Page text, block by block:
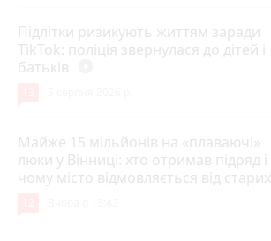
Підлітки ризикують життям заради
TikTok: поліція звернулася до дітей і
батьків
Майже 15 мільйонів на «плаваючі»
люки у Вінниці: хто отримав підряд і
чому місто відмовляється від старих